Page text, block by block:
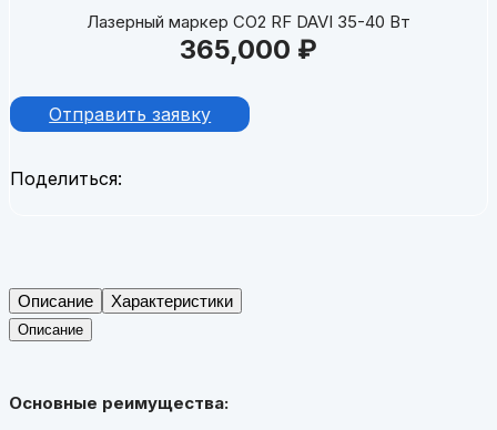
Лазерный маркер CO2 RF DAVI 35-40 Вт
365,000 ₽
Отправить заявку
Поделиться:
Описание Характеристики
Описание
Основные реимущества: